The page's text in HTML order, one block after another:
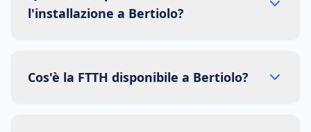
l'installazione a Bertiolo?
Cos'è la FTTH disponibile a Bertiolo?